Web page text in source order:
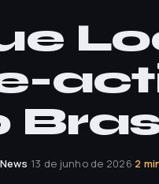
·13 de junho de 2026·2